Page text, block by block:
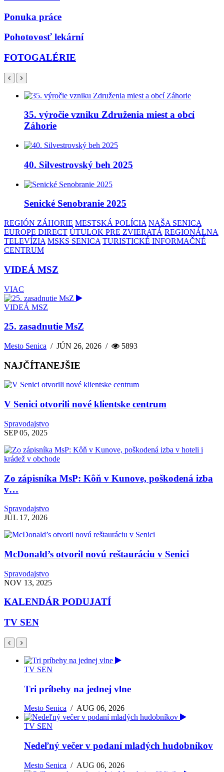
Ponuka práce
Pohotovosť lekární
FOTOGALÉRIE
35. výročie vzniku Združenia miest a obcí
Záhorie
40. Silvestrovský beh 2025
Senické Senobranie 2025
REGIÓN ZÁHORIE MESTSKÁ POLÍCIA NAŠA SENICA
EUROPE DIRECT ÚTULOK PRE ZVIERATÁ REGIONÁLNA
TELEVÍZIA MSKS SENICA TURISTICKÉ INFORMAČNÉ
CENTRUM
VIDEÁ MSZ
VIAC
VIDEÁ MSZ
25. zasadnutie MsZ
Mesto Senica /JÚN 26, 2026 / 5893
NAJČÍTANEJŠIE
V Senici otvorili nové klientske centrum
Spravodajstvo
SEP 05, 2025
Zo zápisníka MsP: Kôň v Kunove, poškodená izba
v…
Spravodajstvo
JÚL 17, 2026
McDonald’s otvoril novú reštauráciu v Senici
Spravodajstvo
NOV 13, 2025
KALENDÁR PODUJATÍ
TV SEN
TV SEN
Tri príbehy na jednej vlne
Mesto Senica /AUG 06, 2026
TV SEN
Nedeľný večer v podaní mladých hudobníkov
Mesto Senica /AUG 06, 2026